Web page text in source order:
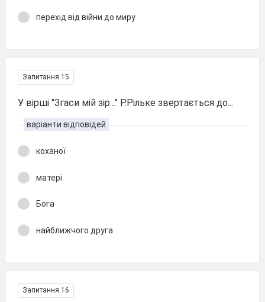
перехід від війни до миру
Запитання 15
У вірші "Згаси мій зір..." Р.Рільке звертається до...
варіанти відповідей
коханої
матері
Бога
найближчого друга
Запитання 16